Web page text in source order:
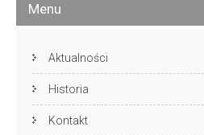
Menu
Aktualności
Historia
Kontakt